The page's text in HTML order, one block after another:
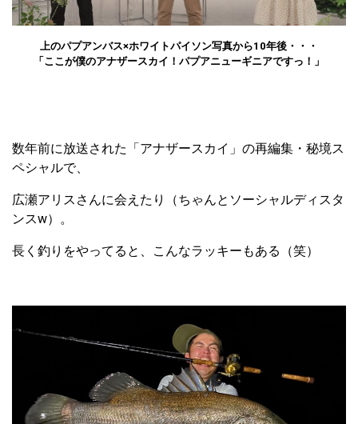
上のパプアンバス×ホワイトパイソン写真から10年後・・・
「ここが僕のアナザースカイ！パプアニューギニアですっ！」
数年前に放送された「アナザースカイ」の再編集・秘境ス
ペシャルで、
広瀬アリスさんに会えたり（ちゃんとソーシャルディスタ
ンスw）。
長く釣りをやってると、こんなラッキーもある（笑）